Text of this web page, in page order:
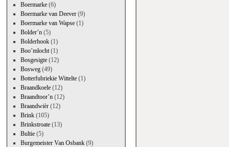
Boermarke(6)
Boermarke van Deever(9)
Boermarke van Wapse(1)
Bolder’n(5)
Bolderhook(1)
Boo’mlocht(1)
Bosgesigte(12)
Bosweg(49)
Botterfubriekie Wittelte(1)
Braandkoele(12)
Braandtoor’n(12)
Braandwièr(12)
Brink(105)
Brinkstroate(13)
Bultie(5)
Burgemeister Van Osbank(9)